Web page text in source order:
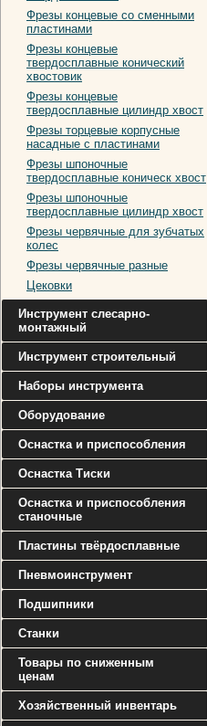
Фрезы концевые со сменными
пластинами
Фрезы концевые
твердосплавные конический
хвостовик
Фрезы концевые
твердосплавные цилиндр хвост
Фрезы торцевые корпусные
насадные с пластинами
Фрезы шпоночные
твердосплавные коническ хвост
Фрезы шпоночные
твердосплавные цилиндр хвост
Фрезы червячные для зубчатых
колес
Фрезы червячные разные
Цековки
Инструмент слесарно-
монтажный
Инструмент строительный
Наборы инструмента
Оборудование
Оснастка и приспособления
Оснастка Тиски
Оснастка и приспособления
станочные
Пластины твёрдосплавные
Пневмоинструмент
Подшипники
Станки
Товары по сниженным
ценам
Хозяйственный инвентарь